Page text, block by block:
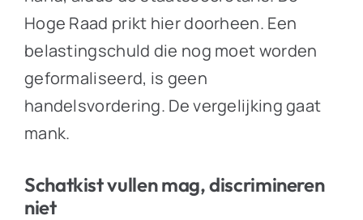
Hoge Raad prikt hier doorheen. Een
belastingschuld die nog moet worden
geformaliseerd, is geen
handelsvordering. De vergelijking gaat
mank.
Schatkist vullen mag, discrimineren
niet